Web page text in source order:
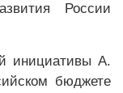
России
инициативы А.
бюджете